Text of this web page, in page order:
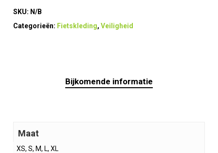
SKU: N/B
Categorieën: Fietskleding, Veiligheid
Bijkomende informatie
Maat
XS, S, M, L, XL